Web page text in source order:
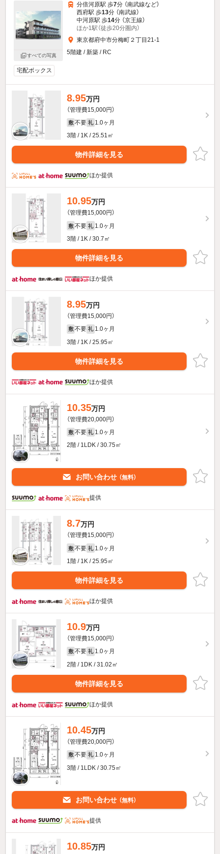
すべての写真
分倍河原駅 歩7分 （南武線など）
西府駅 歩13分 （南武線）
中河原駅 歩14分 （京王線）
ほか1駅（徒歩20分圏内）
東京都府中市分梅町２丁目21-1
5階建 / 新築 / RC
宅配ボックス
8.95万円
（管理費15,000円）
敷 不要 礼 1.0ヶ月
3階 / 1K / 25.51㎡
物件詳細を見る
ほか提供
10.95万円
（管理費15,000円）
敷 不要 礼 1.0ヶ月
3階 / 1K / 30.7㎡
物件詳細を見る
ほか提供
8.95万円
（管理費15,000円）
敷 不要 礼 1.0ヶ月
3階 / 1K / 25.95㎡
物件詳細を見る
ほか提供
10.35万円
（管理費20,000円）
敷 不要 礼 1.0ヶ月
2階 / 1LDK / 30.75㎡
お問い合わせ （無料）
提供
8.7万円
（管理費15,000円）
敷 不要 礼 1.0ヶ月
1階 / 1K / 25.95㎡
物件詳細を見る
ほか提供
10.9万円
（管理費15,000円）
敷 不要 礼 1.0ヶ月
2階 / 1DK / 31.02㎡
物件詳細を見る
ほか提供
10.45万円
（管理費20,000円）
敷 不要 礼 1.0ヶ月
3階 / 1LDK / 30.75㎡
お問い合わせ （無料）
提供
10.85万円